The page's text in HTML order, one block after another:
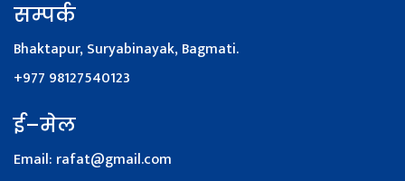
सम्पर्क
Bhaktapur, Suryabinayak, Bagmati.
+977 98127540123
ई–मेल
Email: rafat@gmail.com